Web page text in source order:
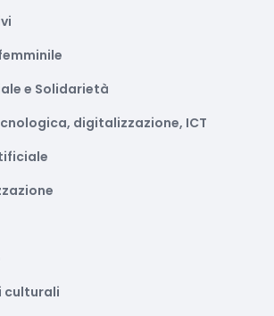
e Solidarietà
digitalizzazione, ICT
culturali